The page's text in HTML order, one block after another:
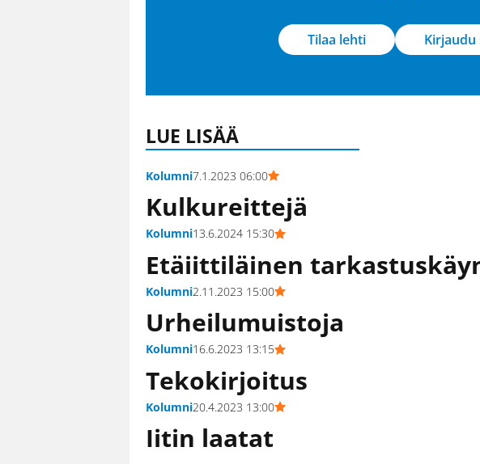
Tilaa lehti Kirjaudu
LUE LISÄÄ
Kolumni7.1.2023 06:00
Kulkureittejä
Kolumni13.6.2024 15:30
Etäiittiläinen
Kolumni2.11.2023 15:00
Urheilumuistoja
Kolumni16.6.2023 13:15
Tekokirjoitus
Kolumni20.4.2023 13:00
Iitin laatat